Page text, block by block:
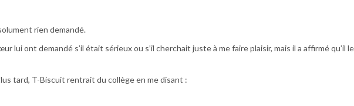
rien demandé.
lui ont demandé s’il était sérieux ou s’il cherchait juste à me faire plaisir, mais il a affirmé qu’il
tard, T-Biscuit rentrait du collège en me disant :